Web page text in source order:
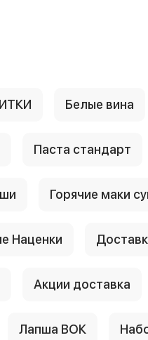
Белые вина
Паста стандарт
Горячие маки
Наценки
Акции доставка
Лапша ВОК